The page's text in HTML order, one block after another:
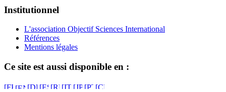
Institutionnel
L'association Objectif Sciences International
Références
Mentions légales
Ce site est aussi disponible en :